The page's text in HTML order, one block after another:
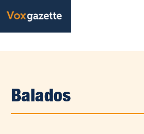
Balados